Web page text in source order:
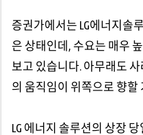
증권가에서는 LG에너지솔
은 상태인데, 수요는 매우
보고 있습니다. 아무래도
의 움직임이 위쪽으로 향할
LG 에너지 솔루션의 상장